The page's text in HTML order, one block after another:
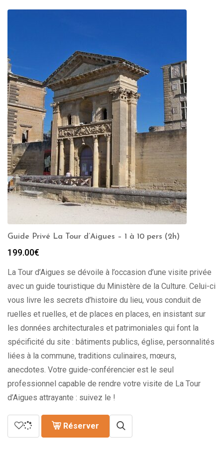
Guide Privé La Tour d’Aigues – 1 à 10 pers (2h)
199.00€
La Tour d’Aigues se dévoile à l’occasion d’une visite privée
avec un guide touristique du Ministère de la Culture. Celui-ci
vous livre les secrets d’histoire du lieu, vous conduit de
ruelles et ruelles, et de places en places, en insistant sur
les données architecturales et patrimoniales qui font la
spécificité du site : bâtiments publics, église, personnalités
liées à la commune, traditions culinaires, mœurs,
anecdotes. Votre guide-conférencier est le seul
professionnel capable de rendre votre visite de La Tour
d’Aigues attrayante : suivez le !
Réserver